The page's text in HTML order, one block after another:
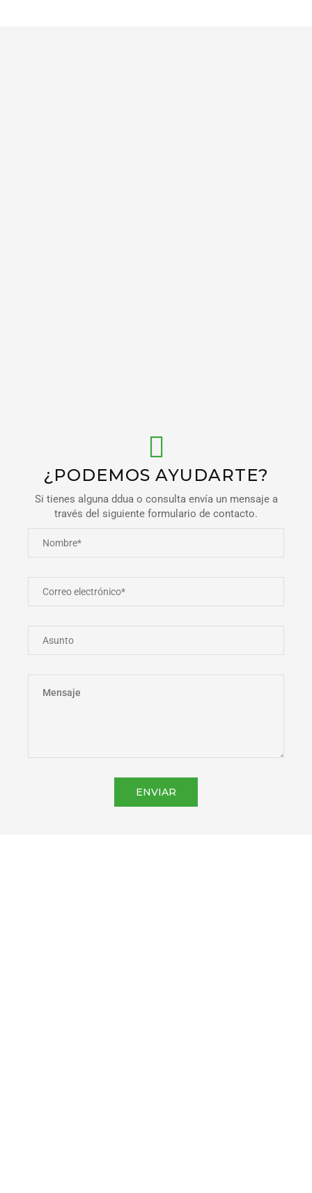
¿PODEMOS AYUDARTE?
Si tienes alguna ddua o consulta envía un mensaje a
través del siguiente formulario de contacto.